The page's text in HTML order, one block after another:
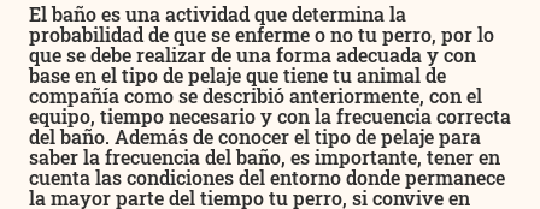
El baño es una actividad que determina la
probabilidad de que se enferme o no tu perro, por lo
que se debe realizar de una forma adecuada y con
base en el tipo de pelaje que tiene tu animal de
compañía como se describió anteriormente, con el
equipo, tiempo necesario y con la frecuencia correcta
del baño. Además de conocer el tipo de pelaje para
saber la frecuencia del baño, es importante, tener en
cuenta las condiciones del entorno donde permanece
la mayor parte del tiempo tu perro, si convive en